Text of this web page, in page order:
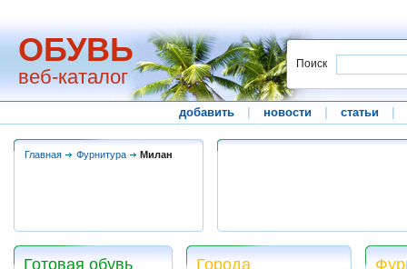
ОБУВЬ
веб-каталог
Поиск
добавить новости статьи
Главная Фурнитура Милан
Готовая обувь
Города